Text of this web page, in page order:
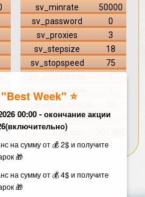
sv_minrate
50000
sv_password
0
sv_proxies
3
sv_stepsize
18
sv_stopspeed
75
sv_voiceenable
e
sv_waterfriction
1
VTC_Version
4
Week" ⭐️
00:00 - окончание акции
на сумму от 💰 2$ и получите
🎁
на сумму от 💰 4$ и получите
🎁